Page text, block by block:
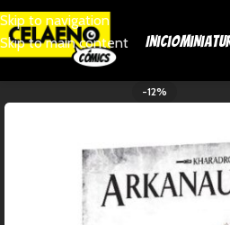
Skip to navigation
Skip to main content
Inicio
-12%